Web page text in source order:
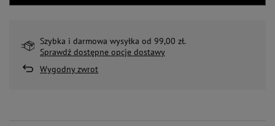
Szybka i darmowa wysyłka od 99,00 zł.
Sprawdź dostępne opcje dostawy
Wygodny zwrot